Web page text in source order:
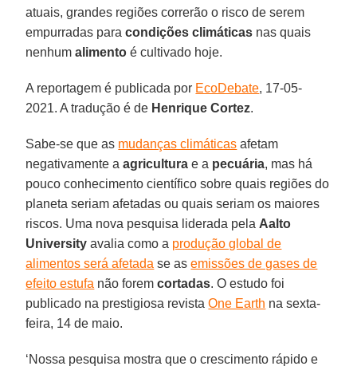
atuais, grandes regiões correrão o risco de serem
empurradas paracondições climáticas nas quais
nenhumalimento é cultivado hoje.
A reportagem é publicada por EcoDebate, 17-05-
2021. A tradução é de Henrique Cortez.
Sabe-se que as mudanças climáticas afetam
negativamente aagricultura e a pecuária, mas há
pouco conhecimento científico sobre quais regiões do
planeta seriam afetadas ou quais seriam os maiores
riscos. Uma nova pesquisa liderada pela Aalto
University avalia como a produção global de
alimentos será afetada se asemissões de gases de
efeito estufa não foremcortadas. O estudo foi
publicado na prestigiosa revistaOne Earth na sexta-
feira, 14 de maio.
‘Nossa pesquisa mostra que o crescimento rápido e